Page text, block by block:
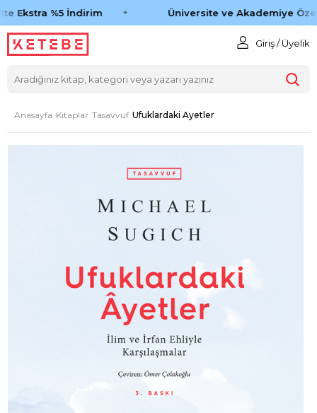
Ekstra %5 İndirim Üniversite ve Akademiye Özel
Giriş / Üyelik
Anasayfa Kitaplar Tasavvuf Ufuklardaki Ayetler